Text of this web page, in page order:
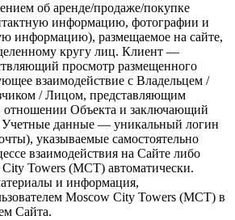
об аренде/продаже/покупке
информацию, фотографии и
информацию), размещаемое на сайте,
кругу лиц. Клиент —
просмотр размещенного
взаимодействие с Владельцем /
/ Лицом, представляющим
отношении Объекта и заключающий
Учетные данные — уникальный логин
указываемые самостоятельно
взаимодействия на Сайте либо
Towers (МСТ) автоматически.
и информация,
Moscow City Towers (МСТ) в
Сайта.